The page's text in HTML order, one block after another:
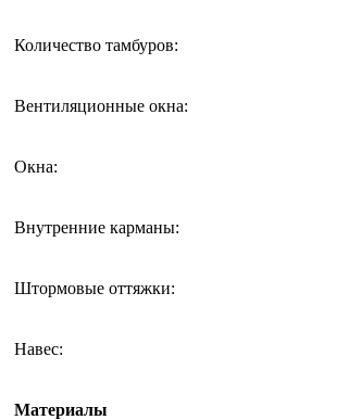
Количество тамбуров:
Вентиляционные окна:
Окна:
Внутренние карманы:
Штормовые оттяжки:
Навес:
Материалы